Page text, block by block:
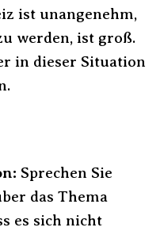
ist unangenehm,
werden, ist groß.
in dieser Situation
Sprechen Sie
das Thema
es sich nicht